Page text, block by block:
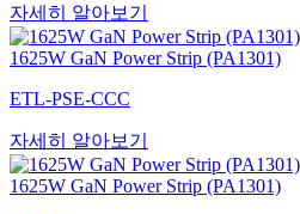
자세히 알아보기
1625W GaN Power Strip (PA1301)
ETL-PSE-CCC
자세히 알아보기
1625W GaN Power Strip (PA1301)